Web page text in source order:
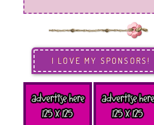
I LOVE MY SPONSORS!